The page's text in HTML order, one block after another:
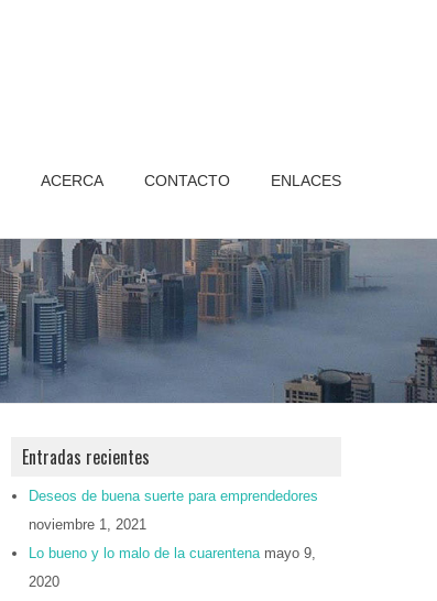
ACERCA CONTACTO ENLACES
Entradas recientes
Deseos de buena suerte para emprendedores
noviembre 1, 2021
Lo bueno y lo malo de la cuarentena mayo 9,
2020